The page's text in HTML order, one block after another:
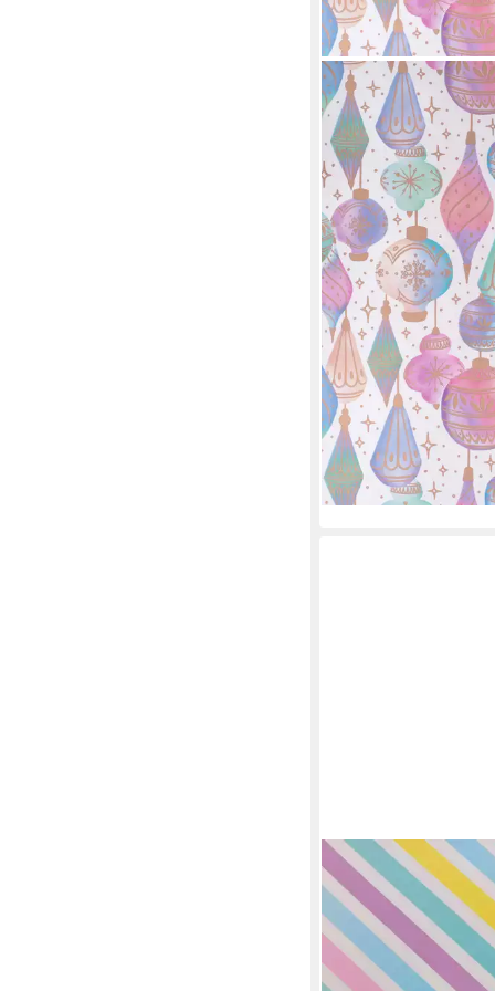
STAR
Geschenkpapier
5,99 €
(3,00 €/ 1 m)
in 4-5 Werktagen bei dir
STAR
Geschenkpapier
5,39 €
(2,70 €/ 1 m)
in 4-5 Werktagen bei dir